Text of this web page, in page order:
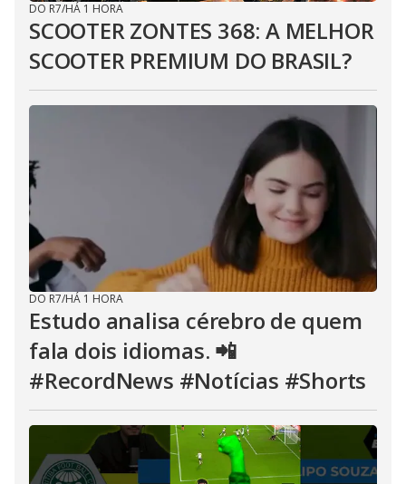
DO R7/HÁ 1 HORA
SCOOTER ZONTES 368: A MELHOR
SCOOTER PREMIUM DO BRASIL?
DO R7/HÁ 1 HORA
Estudo analisa cérebro de quem
fala dois idiomas. 📲
#RecordNews #Notícias #Shorts